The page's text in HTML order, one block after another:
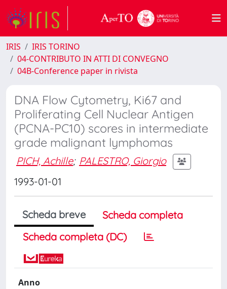
IRIS
IRIS TORINO
04-CONTRIBUTO IN ATTI DI CONVEGNO
04B-Conference paper in rivista
DNA Flow Cytometry, Ki67 and
Proliferating Cell Nuclear Antigen
(PCNA-PC10) scores in intermediate
grade malignant lymphomas
PICH, Achille; PALESTRO, Giorgio
1993-01-01
Scheda breve
Scheda completa
Scheda completa (DC)
Anno